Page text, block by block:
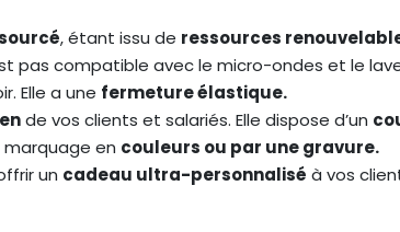
, étant issu de ressources
pas compatible avec le micro-ondes et le
Elle a une fermeture élastique.
de vos clients et salariés. Elle dispose d’un
en couleurs ou par une gravure.
un cadeau ultra-personnalisé à vos